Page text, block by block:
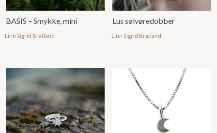
BASIS – Smykke, mini
Linn Sigrid Bratland
Lus sølvøredobber
Linn Sigrid Bratland